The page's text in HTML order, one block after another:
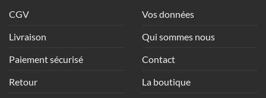
CGV
Livraison
Paiement sécurisé
Retour
Vos données
Qui sommes nous
Contact
La boutique